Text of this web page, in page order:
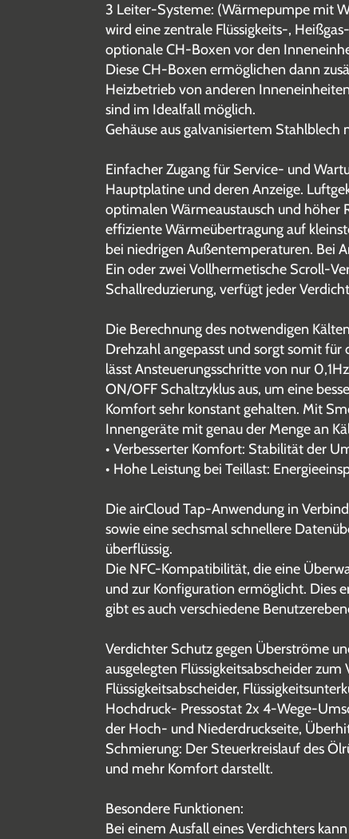
3 Leiter-Systeme: (Wärmepumpe mit
wird eine zentrale Flüssigkeits-,
optionale CH-Boxen vor den
Diese CH-Boxen ermöglichen dann
Heizbetrieb von anderen
sind im Idealfall möglich.
Gehäuse aus galvanisiertem
Einfacher Zugang für Service- und
Hauptplatine und deren Anzeige.
optimalen Wärmeaustausch und höher
effiziente Wärmeübertragung auf
bei niedrigen Außentemperaturen. Bei
Ein oder zwei Vollhermetische Scroll-
Schallreduzierung, verfügt jeder
Die Berechnung des notwendigen
Drehzahl angepasst und sorgt somit
lässt Ansteuerungsschritte von nur
ON/OFF Schaltzyklus aus, um eine
Komfort sehr konstant gehalten. Mit
Innengeräte mit genau der Menge an
• Verbesserter Komfort: Stabilität der
• Hohe Leistung bei Teillast:
Die airCloud Tap-Anwendung in
sowie eine sechsmal schnellere
überflüssig.
Die NFC-Kompatibilität, die eine
und zur Konfiguration ermöglicht. Dies
gibt es auch verschiedene
Verdichter Schutz gegen Überströme
ausgelegten Flüssigkeitsabscheider
Flüssigkeitsabscheider,
Hochdruck- Pressostat 2x 4-Wege-
der Hoch- und Niederdruckseite,
Schmierung: Der Steuerkreislauf des
und mehr Komfort darstellt.
Besondere Funktionen:
Bei einem Ausfall eines Verdichters